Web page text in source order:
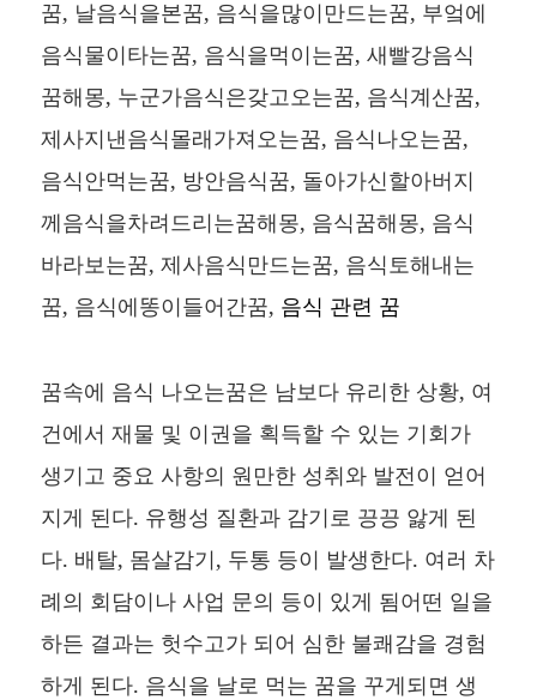
꿈, 날음식을본꿈, 음식을많이만드는꿈, 부엌에
음식물이타는꿈, 음식을먹이는꿈, 새빨강음식
꿈해몽, 누군가음식은갖고오는꿈, 음식계산꿈,
제사지낸음식몰래가져오는꿈, 음식나오는꿈,
음식안먹는꿈, 방안음식꿈, 돌아가신할아버지
께음식을차려드리는꿈해몽, 음식꿈해몽, 음식
바라보는꿈, 제사음식만드는꿈, 음식토해내는
꿈, 음식에똥이들어간꿈, 음식 관련 꿈
꿈속에 음식 나오는꿈은 남보다 유리한 상황, 여
건에서 재물 및 이권을 획득할 수 있는 기회가
생기고 중요 사항의 원만한 성취와 발전이 얻어
지게 된다. 유행성 질환과 감기로 끙끙 앓게 된
다. 배탈, 몸살감기, 두통 등이 발생한다. 여러 차
례의 회담이나 사업 문의 등이 있게 됨어떤 일을
하든 결과는 헛수고가 되어 심한 불쾌감을 경험
하게 된다. 음식을 날로 먹는 꿈을 꾸게되면 생